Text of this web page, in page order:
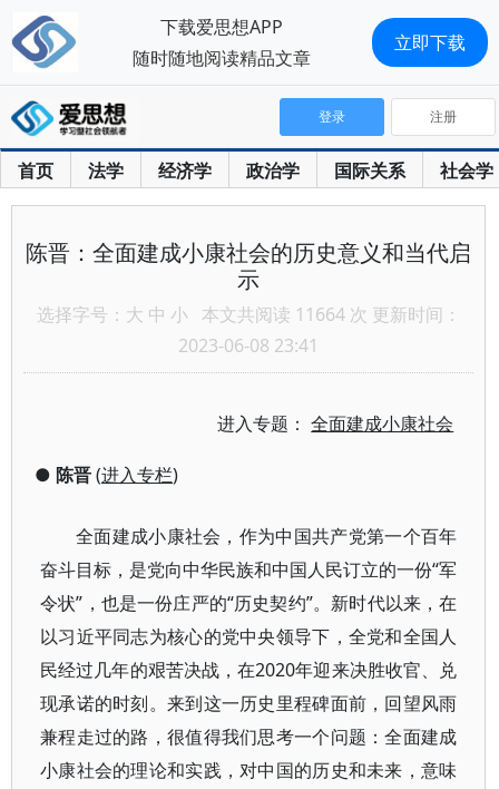
首页 法学 经济学 政治学 国际关系 社会学
登录 注册
陈晋：全面建成小康社会的历史意义和当代启
示
选择字号： 大 中 小 本文共阅读 11664 次 更新时间：
2023-06-08 23:41
进入专题：全面建成小康社会
● 陈晋(进入专栏)
全面建成小康社会，作为中国共产党第一个百年
奋斗目标，是党向中华民族和中国人民订立的一份“军
令状”，也是一份庄严的“历史契约”。新时代以来，在
以习近平同志为核心的党中央领导下，全党和全国人
民经过几年的艰苦决战，在2020年迎来决胜收官、兑
现承诺的时刻。来到这一历史里程碑面前，回望风雨
兼程走过的路，很值得我们思考一个问题：全面建成
小康社会的理论和实践，对中国的历史和未来，意味
下载爱思想APP
随时随地阅读精品文章
立即下载